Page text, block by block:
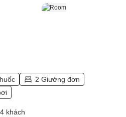
2 Giường đơn
khách